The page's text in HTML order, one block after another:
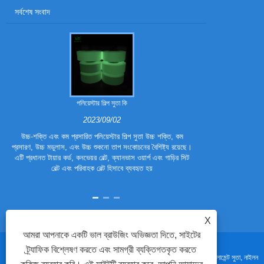
সর্বশেষ সংবাদ
পলিয়েস্টার শিল্প সুতা কি
2023/09/02
উচ্চ-শক্তি এবং কম প্রসারিত পলিয়েস্টার শিল্প সুতা উচ্চ শক্তি, কম
প্রসারণ, উচ্চ মডুলাস, এবং উচ্চ শুকনো তাপ সংকোচনের বৈশিষ্ট্য রয়েছে।
এটি প্রধানত টায়ার কর্ড, কনভেয়র বেল্ট, ক্যানভাস ওয়ার্প এবং গাড়ির সিট
বেল্ট এবং পরিবাহক বেল্ট হিসাবে ব্যবহৃত হয়
কপিরাইট © 2023 Changshu Polyester Co., Ltd. - পুনর্ব্যবহৃত সুতা, নাইলন 6 ফিলামেন্ট সুতা, নাইলন
X
আমরা আপনাকে একটি ভাল ব্রাউজিং অভিজ্ঞতা দিতে, সাইটের
ট্র্যাফিক বিশ্লেষণ করতে এবং সামগ্রী ব্যক্তিগতকৃত করতে